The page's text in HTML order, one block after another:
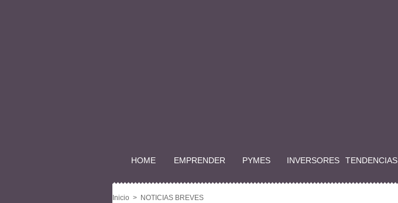
HOME EMPRENDER PYMES INVERSORES TENDENCIAS
Inicio > NOTICIAS BREVES